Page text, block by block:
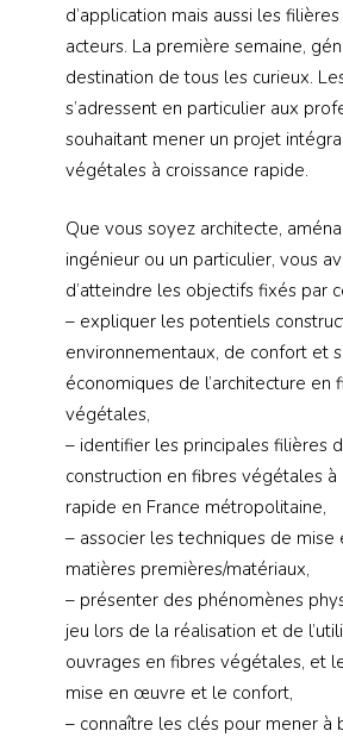
d’application mais aussi les
acteurs. La première semaine,
destination de tous les curieux.
s’adressent en particulier aux
souhaitant mener un projet
végétales à croissance rapide.
Que vous soyez architecte,
ingénieur ou un particulier, vous
d’atteindre les objectifs fixés par
– expliquer les potentiels
environnementaux, de confort et
économiques de l’architecture en
végétales,
– identifier les principales filières
construction en fibres végétales à
rapide en France métropolitaine,
– associer les techniques de
matières premières/matériaux,
– présenter des phénomènes
jeu lors de la réalisation et de
ouvrages en fibres végétales, et
mise en œuvre et le confort,
– connaître les clés pour mener à